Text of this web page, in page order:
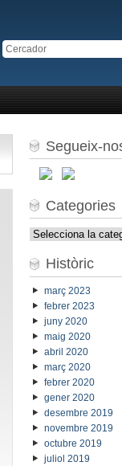
Segueix-
Categories
Categories
Històric
març 2023
febrer 2023
juny 2020
maig 2020
abril 2020
març 2020
febrer 2020
gener 2020
desembre 2019
novembre 2019
octubre 2019
juliol 2019